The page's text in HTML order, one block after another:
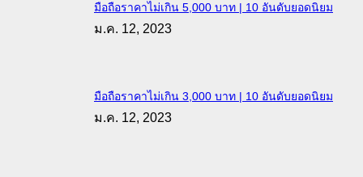
มือถือราคาไม่เกิน 5,000 บาท | 10 อันดับยอดนิยม
ม.ค. 12, 2023
มือถือราคาไม่เกิน 3,000 บาท | 10 อันดับยอดนิยม
ม.ค. 12, 2023